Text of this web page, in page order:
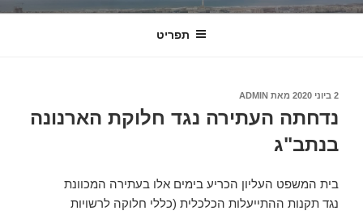
תפריט
פורסם
2 ביוני 2020 מאת ADMIN
נדחתה העתירה נגד חלוקת הארנונה
בנתב"ג
בית המשפט העליון הכריע בימים אלו בעתירה המכוונת
נגד תקנות ההתייעלות הכלכלית (כללי חלוקה לרשויות